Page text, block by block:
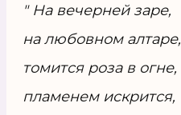
" На вечерней заре,
на любовном алтаре,
томится роза в огне,
пламенем искрится,